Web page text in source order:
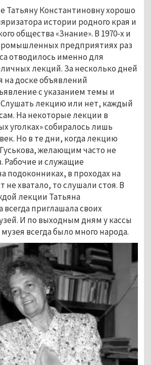
Татьяну Константиновну хорошо
истории родного края и
общества «Знание». В 1970-х и
предприятиях раз
отводилось именно для
лекций. За несколько дней
доске объявлений
с указанием темы и
лекцию или нет, каждый
На некоторые лекции в
уголках» собиралось лишь
Но в те дни, когда лекцию
желающим часто не
Рабочие и служащие
подоконниках, в проходах на
не хватало, то слушали стоя. В
лекции Татьяна
приглашала своих
И по выходным дням у кассы
всегда было много народа.